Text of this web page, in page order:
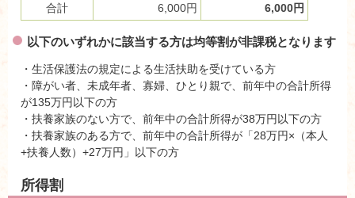
合計 6,000円 6,000円
以下のいずれかに該当する方は均等割が非課税となります
・生活保護法の規定による生活扶助を受けている方
・障がい者、未成年者、寡婦、ひとり親で、前年中の合計所得
が135万円以下の方
・扶養家族のない方で、前年中の合計所得が38万円以下の方
・扶養家族のある方で、前年中の合計所得が「28万円×（本人
+扶養人数）+27万円」以下の方
所得割